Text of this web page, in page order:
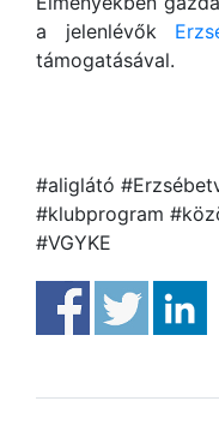
a jelenlévők
támogatásával.
#aliglátó
#klubprogram
#VGYKE